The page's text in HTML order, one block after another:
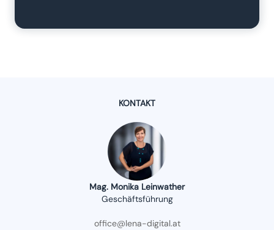
KONTAKT
Mag. Monika Leinwather
Geschäftsführung
office@lena-digital.at